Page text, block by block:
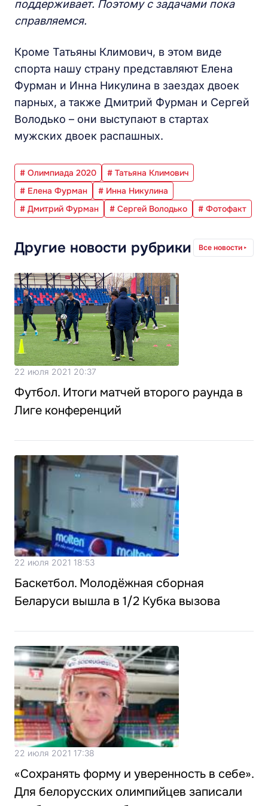
поддерживает. Поэтому с задачами пока
справляемся.
Кроме Татьяны Климович, в этом виде
спорта нашу страну представляют Елена
Фурман и Инна Никулина в заездах двоек
парных, а также Дмитрий Фурман и Сергей
Володько – они выступают в стартах
мужских двоек распашных.
# Олимпиада 2020
# Татьяна Климович
# Елена Фурман
# Инна Никулина
# Дмитрий Фурман
# Сергей Володько # Фотофакт
Другие новости рубрики Все новости
22 июля 2021 20:37
Футбол. Итоги матчей второго раунда в
Лиге конференций
22 июля 2021 18:53
Баскетбол. Молодёжная сборная
Беларуси вышла в 1/2 Кубка вызова
22 июля 2021 17:38
«Сохранять форму и уверенность в себе».
Для белорусских олимпийцев записали